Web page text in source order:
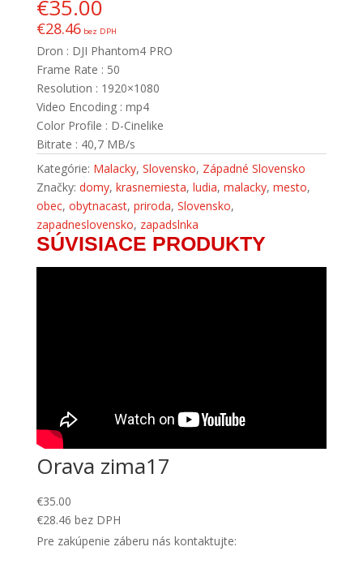
€35.00
€28.46bez DPH
Dron : DJI Phantom4 PRO
Frame Rate : 50
Resolution : 1920×1080
Video Encoding : mp4
Color Profile : D-Cinelike
Bitrate : 40,7 MB/s
Kategórie: Malacky, Slovensko, Západné Slovensko
Značky: domy, krasnemiesta, ludia, malacky, mesto,
obec, obytnacast, priroda, Slovensko,
zapadneslovensko, zapadslnka
SÚVISIACE PRODUKTY
Orava zima17
€35.00
€28.46 bez DPH
Pre zakúpenie záberu nás kontaktujte: